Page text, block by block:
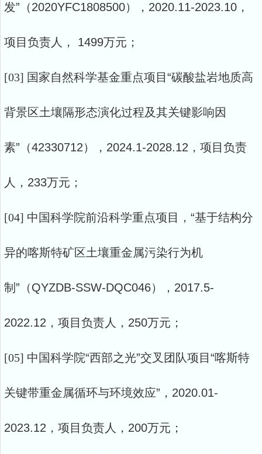
发”（2020YFC1808500），2020.11-2023.10，
项目负责人， 1499万元；
[03] 国家自然科学基金重点项目 “碳酸盐岩地质高
背景区土壤隔形态演化过程及其关键影响因
素”（42330712），2024.1-2028.12，项目负责
人，233万元；
[04] 中国科学院前沿科学重点项目， “基于结构分
异的喀斯特矿区土壤重金属污染行为机
制”（QYZDB-SSW-DQC046），2017.5-
2022.12，项目负责人，250万元；
[05] 中国科学院“西部之光”交叉团队项目“喀斯特
关键带重金属循环与环境效应”，2020.01-
2023.12，项目负责人，200万元；